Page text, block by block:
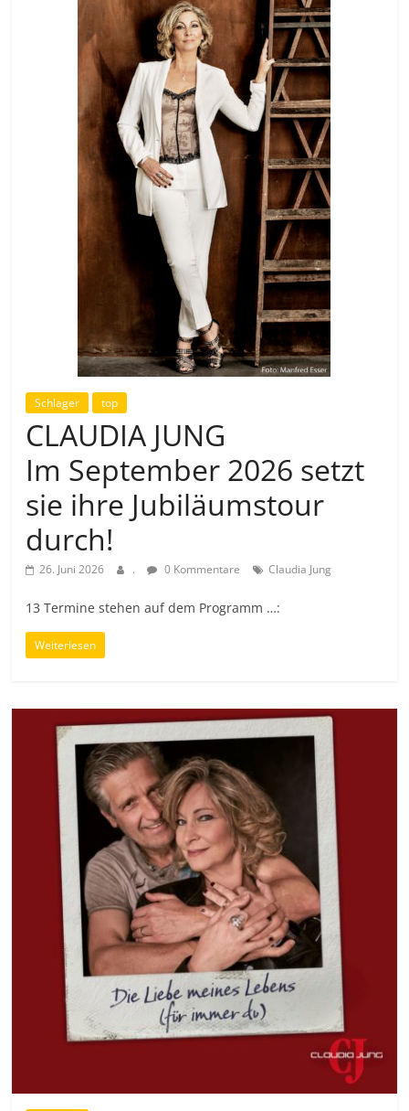
Schlager top
CLAUDIA JUNG
Im September 2026 setzt
sie ihre Jubiläumstour
durch!
26. Juni 2026 . 0 Kommentare Claudia Jung
13 Termine stehen auf dem Programm …:
Weiterlesen